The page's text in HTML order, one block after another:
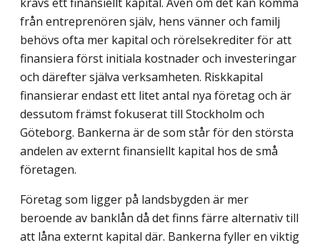
från entreprenören själv, hens vänner och familj
behövs ofta mer kapital och rörelsekrediter för att
finansiera först initiala kostnader och investeringar
och därefter själva verksamheten. Riskkapital
finansierar endast ett litet antal nya företag och är
dessutom främst fokuserat till Stockholm och
Göteborg. Bankerna är de som står för den största
andelen av externt finansiellt kapital hos de små
företagen.
Företag som ligger på landsbygden är mer
beroende av banklån då det finns färre alternativ till
att låna externt kapital där. Bankerna fyller en viktig